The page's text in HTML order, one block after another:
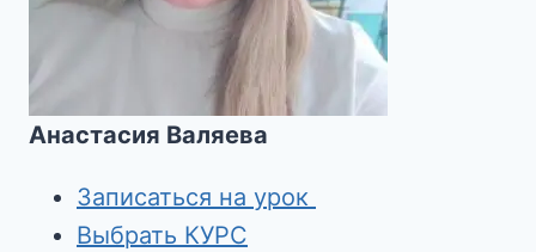
Анастасия Валяева
Записаться на урок
Выбрать КУРС